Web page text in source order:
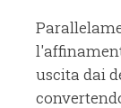
uscita dai